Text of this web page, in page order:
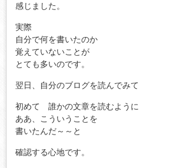
感じました。
実際
自分で何を書いたのか
覚えていないことが
とても多いのです。
翌日、自分のブログを読んでみて
初めて 誰かの文章を読むように
ああ、こういうことを
書いたんだ～～と
確認する心地です。